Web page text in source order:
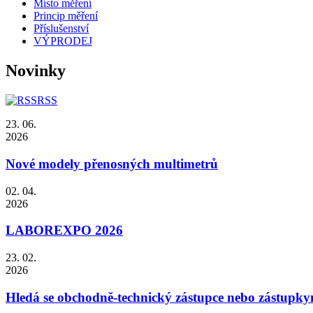
Místo měření
Princip měření
Příslušenství
VÝPRODEJ
Novinky
RSS
23. 06.
2026
Nové modely přenosných multimetrů
02. 04.
2026
LABOREXPO 2026
23. 02.
2026
Hledá se obchodně-technický zástupce nebo